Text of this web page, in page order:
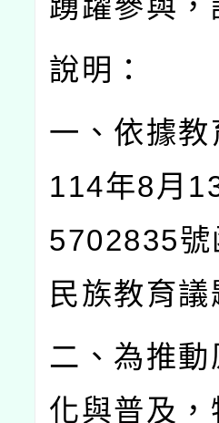
踴躍參與，
說明：
一、依據
114年8月
5702835
民族教育
二、為推
化與普及